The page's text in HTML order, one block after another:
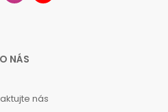
O NÁS
nás